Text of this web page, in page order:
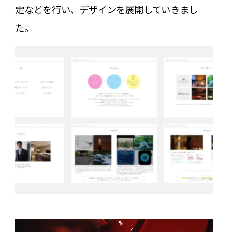
定などを行い、デザインを展開していきまし
た。